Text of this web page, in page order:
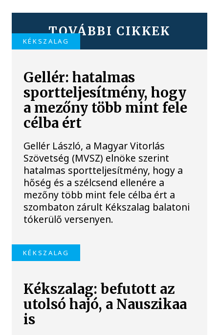
TOVÁBBI CIKKEK
KÉKSZALAG
Gellér: hatalmas
sportteljesítmény, hogy
a mezőny több mint fele
célba ért
Gellér László, a Magyar Vitorlás
Szövetség (MVSZ) elnöke szerint
hatalmas sportteljesítmény, hogy a
hőség és a szélcsend ellenére a
mezőny több mint fele célba ért a
szombaton zárult Kékszalag balatoni
tókerülő versenyen.
KÉKSZALAG
Kékszalag: befutott az
utolsó hajó, a Nauszikaa
is